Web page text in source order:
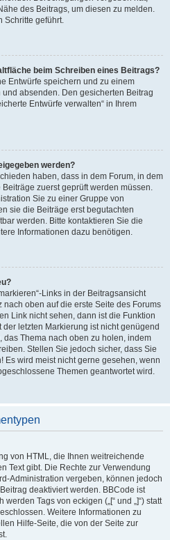
des Beitrags, um diesen zu melden.
Schritte geführt.
beim Schreiben eines Beitrags?
Entwürfe speichern und zu einem
absenden. Den gesicherten Beitrag
Entwürfe verwalten“ in Ihrem
werden?
haben, dass in dem Forum, in dem
zuerst geprüft werden müssen.
Sie zu einer Gruppe von
sie die Beiträge erst begutachten
werden. Bitte kontaktieren Sie die
Informationen dazu benötigen.
Links in der Beitragsansicht
oben auf die erste Seite des Forums
Link nicht sehen, dann ist die Funktion
letzten Markierung ist nicht genügend
das Thema nach oben zu holen, indem
Stellen Sie jedoch sicher, dass Sie
Es wird meist nicht gerne gesehen, wenn
Themen geantwortet wird.
von HTML, die Ihnen weitreichende
Text gibt. Die Rechte zur Verwendung
Administration vergeben, können jedoch
deaktiviert werden. BBCode ist
Tags von eckigen („[“ und „]“) statt
Weitere Informationen zu
Hilfe-Seite, die von der Seite zur